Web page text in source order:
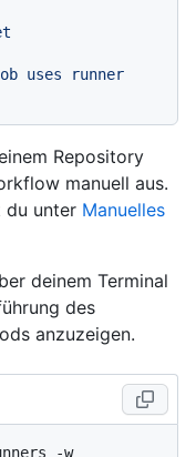
uses runner
Repository
manuell aus.
du unter Manuelles
deinem Terminal
des
anzuzeigen.